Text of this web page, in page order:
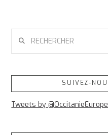
SUIVEZ-
Tweets by @OccitanieEurope